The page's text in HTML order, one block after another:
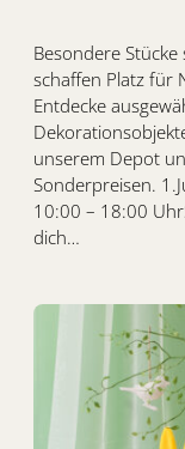
Besondere
schaffen Platz für
Entdecke
unserem Depot
Sonderpreisen.
10:00 – 18:00
dich…